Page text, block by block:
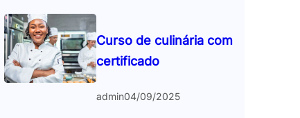
Curso de culinária com
certificado
admin04/09/2025